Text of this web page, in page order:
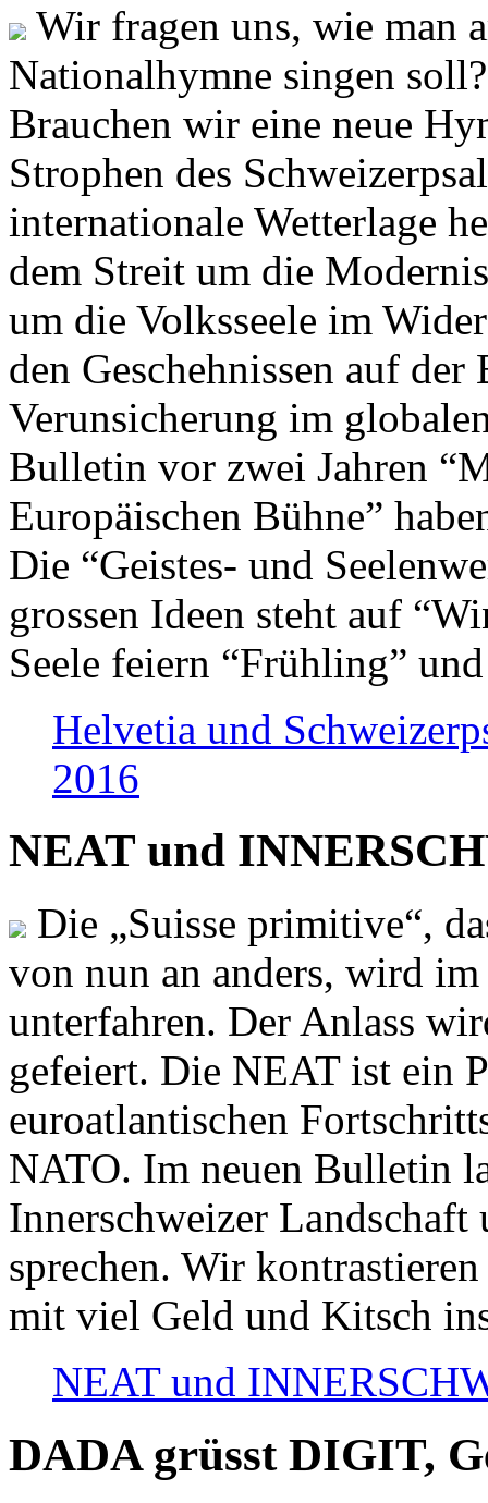
Wir fragen uns, wie man
Nationalhymne singen
Brauchen wir eine neue
Strophen des
internationale Wetterlage
dem Streit um die
um die Volksseele im
den Geschehnissen auf
Verunsicherung im
Bulletin vor zwei Jahren
Europäischen Bühne”
Die “Geistes- und
grossen Ideen steht auf
Seele feiern “Frühling”
Helvetia und
2016
NEAT und
Die „Suisse primitive“,
von nun an anders, wird
unterfahren. Der Anlass
gefeiert. Die NEAT ist ein
euroatlantischen
NATO. Im neuen Bulletin
Innerschweizer
sprechen. Wir
mit viel Geld und Kitsch
NEAT und
DADA grüsst DIGIT,